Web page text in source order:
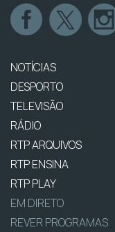
NOTÍCIAS
DESPORTO
TELEVISÃO
RÁDIO
RTP ARQUIVOS
RTP ENSINA
RTP PLAY
EM DIRETO
REVER PROGRAMAS